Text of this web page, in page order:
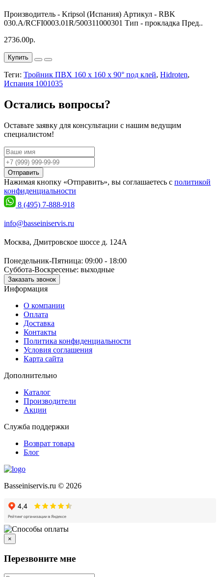
Производитель - Kripsol (Испания) Артикул - RBK
030.A/RCFI0003.01R/500311000301 Тип - прокладка Пред..
2736.00р.
Купить
Теги: Тройник ПВХ 160 х 160 х 90° под клей, Hidroten,
Испания 1001035
Остались вопросы?
Оставьте заявку для консультации с нашим ведущим
специалистом!
Отправить
Нажимая кнопку «Отправить», вы соглашаетесь с политикой
конфиденциальности
8 (495) 7-888-918
info@basseiniservis.ru
Москва, Дмитровское шоссе д. 124А
Понедельник-Пятница: 09:00 - 18:00
Суббота-Воскресенье: выходные
Заказать звонок
Информация
О компании
Оплата
Доставка
Контакты
Политика конфиденциальности
Условия соглашения
Карта сайта
Дополнительно
Каталог
Производители
Акции
Служба поддержки
Возврат товара
Блог
Basseiniservis.ru © 2026
×
Перезвоните мне